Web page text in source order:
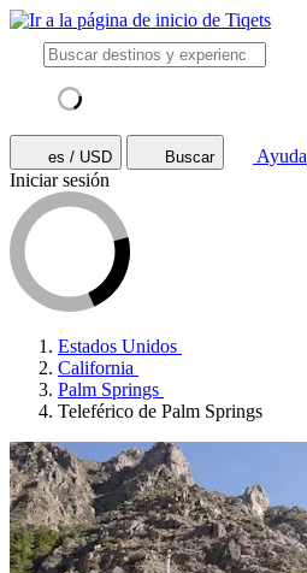
es / USD Buscar
Ayuda
Iniciar sesión
Estados Unidos
California
Palm Springs
Teleférico de Palm Springs